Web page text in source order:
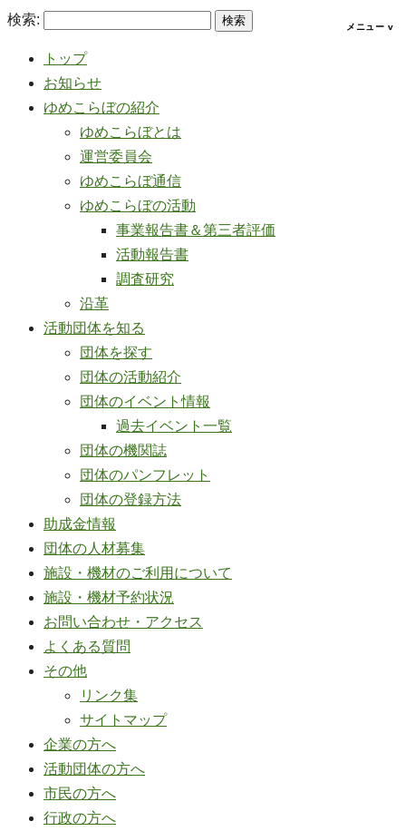
検索:
トップ
お知らせ
ゆめこらぼの紹介
ゆめこらぼとは
運営委員会
ゆめこらぼ通信
ゆめこらぼの活動
事業報告書＆第三者評価
活動報告書
調査研究
沿革
活動団体を知る
団体を探す
団体の活動紹介
団体のイベント情報
過去イベント一覧
団体の機関誌
団体のパンフレット
団体の登録方法
助成金情報
団体の人材募集
施設・機材のご利用について
施設・機材予約状況
お問い合わせ・アクセス
よくある質問
その他
リンク集
サイトマップ
企業の方へ
活動団体の方へ
市民の方へ
行政の方へ